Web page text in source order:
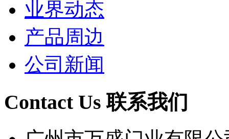
业界动态
产品周边
公司新闻
Contact Us 联系我们